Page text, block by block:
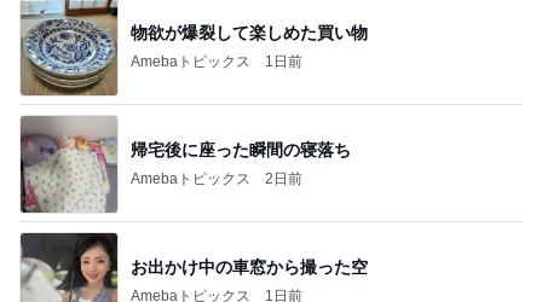
物欲が爆裂して楽しめた買い物
Amebaトピックス 1日前
帰宅後に座った瞬間の寝落ち
Amebaトピックス 2日前
お出かけ中の車窓から撮った空
Amebaトピックス 1日前